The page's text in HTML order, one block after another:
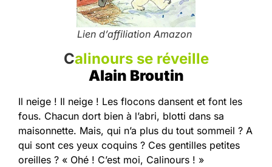
Lien d’affiliation Amazon
Calinours se réveille
Alain Broutin
Il neige ! Il neige ! Les flocons dansent et font les
fous. Chacun dort bien à l’abri, blotti dans sa
maisonnette. Mais, qui n’a plus du tout sommeil ? A
qui sont ces yeux coquins ? Ces gentilles petites
oreilles ? « Ohé ! C’est moi, Calinours ! »